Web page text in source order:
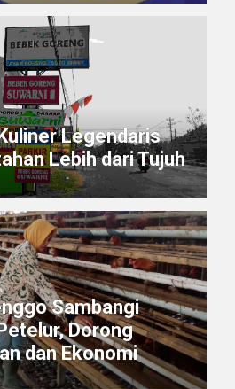
Legendaris
Lebih dari Tujuh
Sambangi
Dorong
dan Ekonomi